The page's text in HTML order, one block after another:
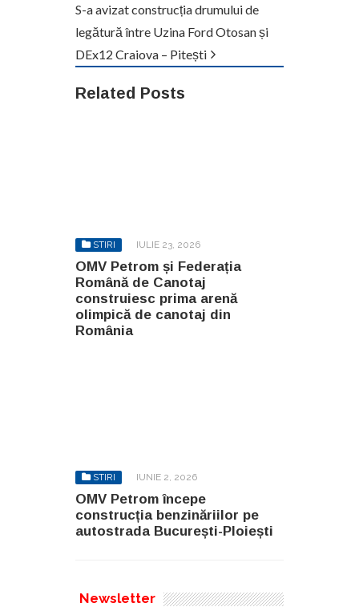
S-a avizat construcția drumului de
legătură între Uzina Ford Otosan și
DEx12 Craiova – Pitești
Related Posts
STIRI IULIE 23, 2026
OMV Petrom și Federația
Română de Canotaj
construiesc prima arenă
olimpică de canotaj din
România
STIRI IUNIE 2, 2026
OMV Petrom începe
construcția benzinăriilor pe
autostrada București-Ploiești
Newsletter